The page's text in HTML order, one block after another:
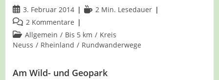
Beitrag
veröffentlicht:
3. Februar 2014 Lesedauer:
2 Min. Lesedauer
Beitrags-
Kommentare:
2 Kommentare
Beitrags-
Kategorie:
Allgemein / Bis 5 km / Kreis
Neuss / Rheinland / Rundwanderwege
Am Wild- und Geopark